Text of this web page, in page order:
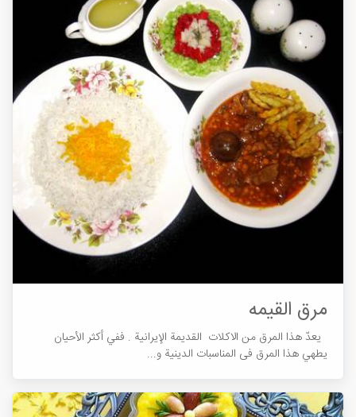
مرق القیمه
یعدّ هذا المرق من الاکلات القديمة الإیرانية . ففي أکثر الأحیان
یطهي هذا المرق فی المناسبات الدینية و...